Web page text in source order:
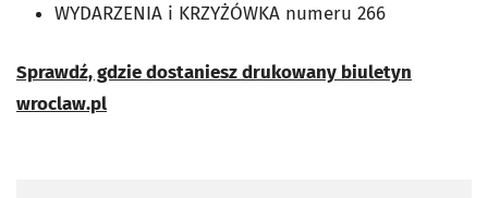
WYDARZENIA i KRZYŻÓWKA numeru 266
Sprawdź, gdzie dostaniesz drukowany biuletyn
wroclaw.pl